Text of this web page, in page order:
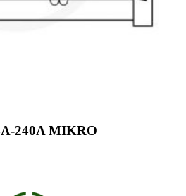
240A MIKRO